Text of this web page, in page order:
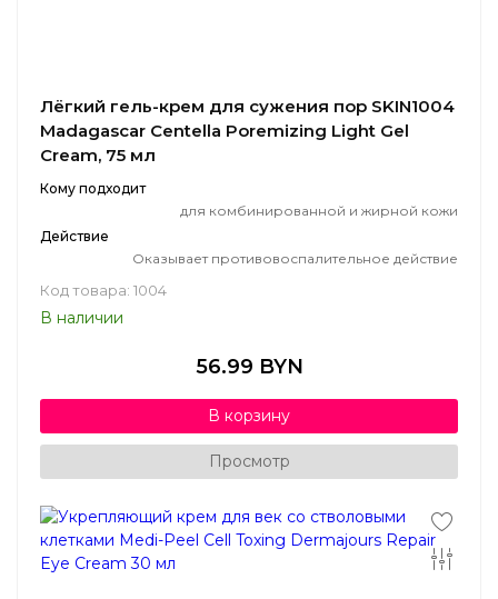
Лёгкий гель-крем для сужения пор SKIN1004
Madagascar Centella Poremizing Light Gel
Cream, 75 мл
Кому подходит
для комбинированной и жирной кожи
Действие
Оказывает противовоспалительное действие
Код товара: 1004
В наличии
56.99 BYN
В корзину
Просмотр